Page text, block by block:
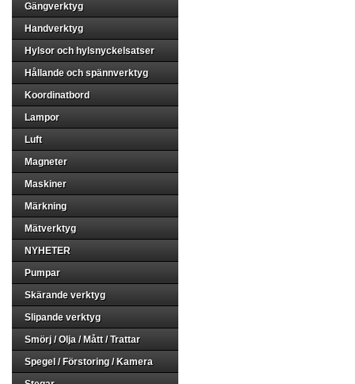
Gängverktyg
Handverktyg
Hylsor och hylsnyckelsatser
Hållande och spännverktyg
Koordinatbord
Lampor
Luft
Magneter
Maskiner
Märkning
Mätverktyg
NYHETER
Pumpar
Skärande verktyg
Slipande verktyg
Smörj / Olja / Mått / Trattar
Spegel / Förstoring / Kamera